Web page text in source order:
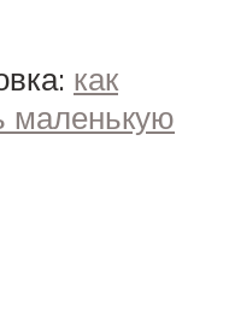
как
маленькую